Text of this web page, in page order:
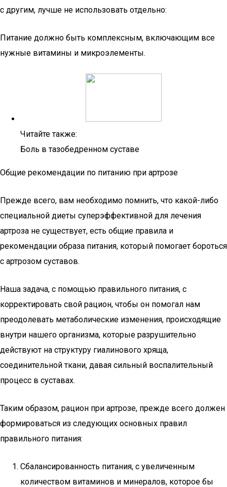
с другим, лучше не использовать отдельно:
Питание должно быть комплексным, включающим все
нужные витамины и микроэлементы.
Читайте также:
Боль в тазобедренном суставе
Общие рекомендации по питанию при артрозе
Прежде всего, вам необходимо помнить, что какой-либо
специальной диеты суперэффективной для лечения
артроза не существует, есть общие правила и
рекомендации образа питания, который помогает бороться
с артрозом суставов.
Наша задача, с помощью правильного питания, с
корректировать свой рацион, чтобы он помогал нам
преодолевать метаболические изменения, происходящие
внутри нашего организма, которые разрушительно
действуют на структуру гиалинового хряща,
соединительной ткани, давая сильный воспалительный
процесс в суставах.
Таким образом, рацион при артрозе, прежде всего должен
формироваться из следующих основных правил
правильного питания:
Сбалансированность питания, с увеличенным
количеством витаминов и минералов, которое бы